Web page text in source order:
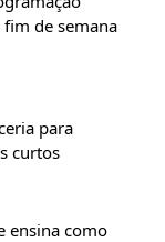
fim de semana
para
curtos
ensina como